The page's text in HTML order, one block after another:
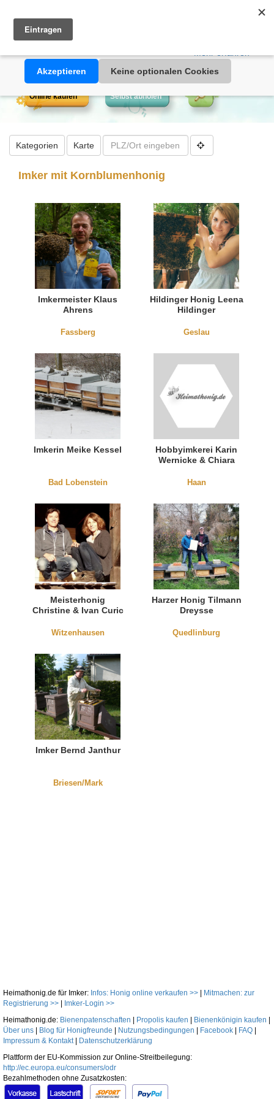
Warenkorb
Diese Website verwendet Cookies. Durch die Nutzung dieser
Webseite erklären Sie sich damit einverstanden, dass Cookies
Akzeptieren
Keine optionalen Cookies
Online kaufen Selbst abholen
Kategorien Karte
Imker mit Kornblumenhonig
Imkermeister Klaus
Ahrens
Fassberg
Hildinger Honig Leena
Hildinger
Geslau
Imkerin Meike Kessel
Bad Lobenstein
Hobbyimkerei Karin
Wernicke & Chiara
Haan
Meisterhonig
Christine & Ivan Curic
Witzenhausen
Harzer Honig Tilmann
Dreysse
Quedlinburg
Imker Bernd Janthur
Briesen/Mark
Heimathonig.de für Imker: Infos: Honig online verkaufen >>
Mitmachen: zur
Registrierung >>
Imker-Login >>
Heimathonig.de: Bienenpatenschaften Propolis kaufen Bienenkönigin kaufen
Über uns
Blog für Honigfreunde Nutzungsbedingungen Facebook FAQ
Impressum & Kontakt|
Datenschutzerklärung
Plattform der EU-Kommission zur Online-Streitbeilegung:
http://ec.europa.eu/consumers/odr
Bezahlmethoden ohne Zusatzkosten: